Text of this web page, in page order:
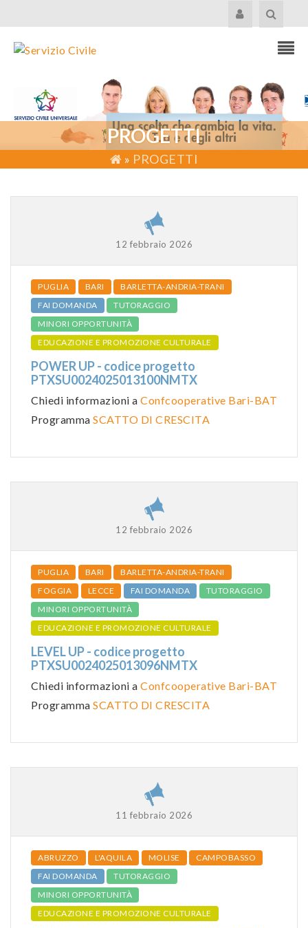
PROGETTI
» PROGETTI
12 febbraio 2026
PUGLIA BARI
BARLETTA-ANDRIA-TRANI
FAI DOMANDA
TUTORAGGIO
MINORI OPPORTUNITÀ
EDUCAZIONE E PROMOZIONE CULTURALE
POWER UP - codice progetto
PTXSU0024025013100NMTX
Chiedi informazioni a Confcooperative Bari-BAT
Programma SCATTO DI CRESCITA
12 febbraio 2026
PUGLIA BARI
BARLETTA-ANDRIA-TRANI
FOGGIA
LECCE FAI DOMANDA
TUTORAGGIO
MINORI OPPORTUNITÀ
EDUCAZIONE E PROMOZIONE CULTURALE
LEVEL UP - codice progetto
PTXSU0024025013096NMTX
Chiedi informazioni a Confcooperative Bari-BAT
Programma SCATTO DI CRESCITA
11 febbraio 2026
ABRUZZO L'AQUILA MOLISE
CAMPOBASSO
FAI DOMANDA
TUTORAGGIO
MINORI OPPORTUNITÀ
EDUCAZIONE E PROMOZIONE CULTURALE